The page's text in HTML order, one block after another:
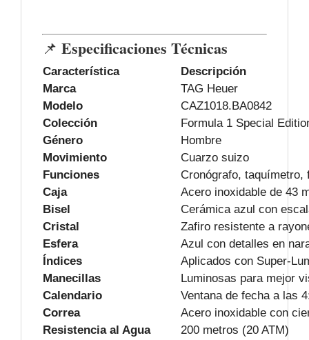
📌 Especificaciones Técnicas
Característica
Descripción
Marca
TAG Heuer
Modelo
CAZ1018.BA0842
Colección
Formula 1 Special
Género
Hombre
Movimiento
Cuarzo suizo
Funciones
Cronógrafo, taquímetro,
Caja
Acero inoxidable de 43
Bisel
Cerámica azul con
Cristal
Zafiro resistente a
Esfera
Azul con detalles en
Índices
Aplicados con Super-
Manecillas
Luminosas para mejor
Calendario
Ventana de fecha a las
Correa
Acero inoxidable con
Resistencia al Agua
200 metros (20 ATM)